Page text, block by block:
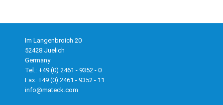
Im Langenbroich 20
52428 Juelich
Germany
Tel.: +49 (0) 2461 - 9352 - 0
Fax: +49 (0) 2461 - 9352 - 11
info@mateck.com